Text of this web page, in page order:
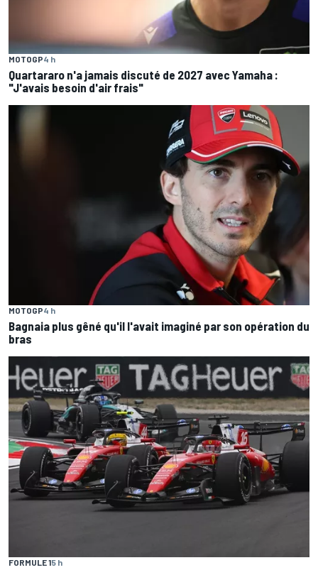
MOTOGP4 h
Quartararo n'a jamais discuté de 2027 avec Yamaha :
"J'avais besoin d'air frais"
MOTOGP4 h
Bagnaia plus gêné qu'il l'avait imaginé par son opération du
bras
FORMULE 15 h